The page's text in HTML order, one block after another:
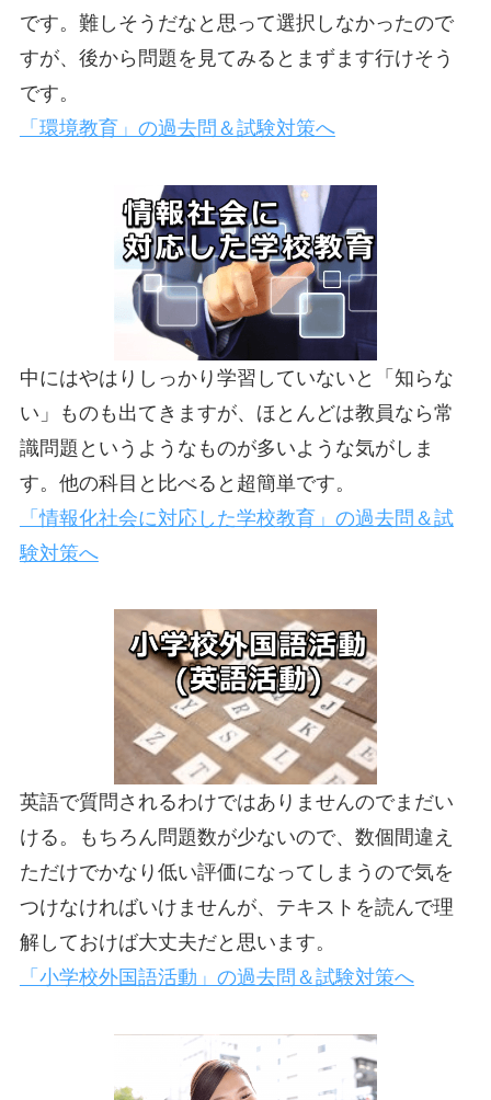
です。難しそうだなと思って選択しなかったので
すが、後から問題を見てみるとまずます行けそう
です。
「環境教育」の過去問＆試験対策へ
中にはやはりしっかり学習していないと「知らな
い」ものも出てきますが、ほとんどは教員なら常
識問題というようなものが多いような気がしま
す。他の科目と比べると超簡単です。
「情報化社会に対応した学校教育」の過去問＆試
験対策へ
英語で質問されるわけではありませんのでまだい
ける。もちろん問題数が少ないので、数個間違え
ただけでかなり低い評価になってしまうので気を
つけなければいけませんが、テキストを読んで理
解しておけば大丈夫だと思います。
「小学校外国語活動」の過去問＆試験対策へ